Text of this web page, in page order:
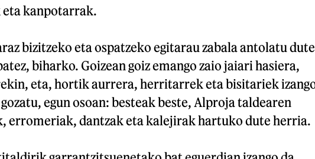
kanpotarrak.
bizitzeko eta ospatzeko egitarau zabala antolatu
biharko. Goizean goiz emango zaio jaiari hasiera,
eta, hortik aurrera, herritarrek eta bisitariek
egun osoan: besteak beste, Alproja taldearen
erromeriak, dantzak eta kalejirak hartuko dute herria.